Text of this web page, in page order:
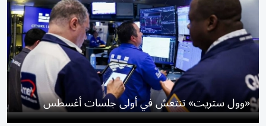
«وول ستريت» تنتعش في أولى جلسات أغسطس